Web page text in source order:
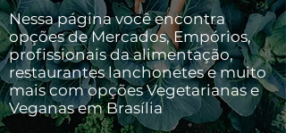
Nessa página você encontra
opções de Mercados, Empórios,
profissionais da alimentação,
restaurantes lanchonetes e muito
mais com opções Vegetarianas e
Veganas em Brasília